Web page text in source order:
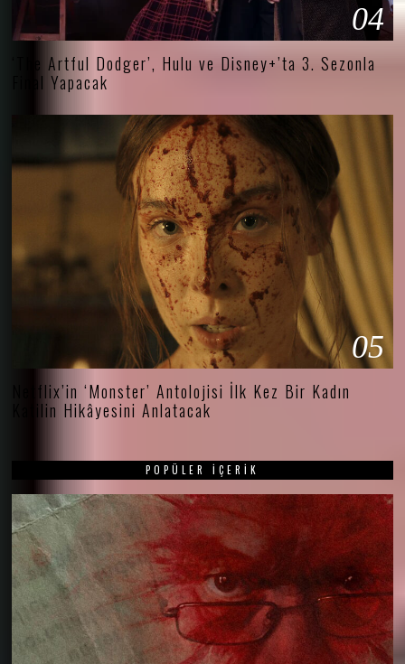
04
‘The Artful Dodger’, Hulu ve Disney+’ta 3. Sezonla
Final Yapacak
05
Netflix’in ‘Monster’ Antolojisi İlk Kez Bir Kadın
Katilin Hikâyesini Anlatacak
POPÜLER İÇERIK